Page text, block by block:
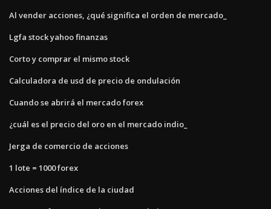
Al vender acciones, ¿qué significa el orden de mercado_
Lgfa stock yahoo finanzas
Corto y comprar el mismo stock
Calculadora de usd de precio de ondulación
Cuando se abrirá el mercado forex
¿cuál es el precio del oro en el mercado indio_
Jerga de comercio de acciones
1 lote = 1000 forex
Acciones del índice de la ciudad